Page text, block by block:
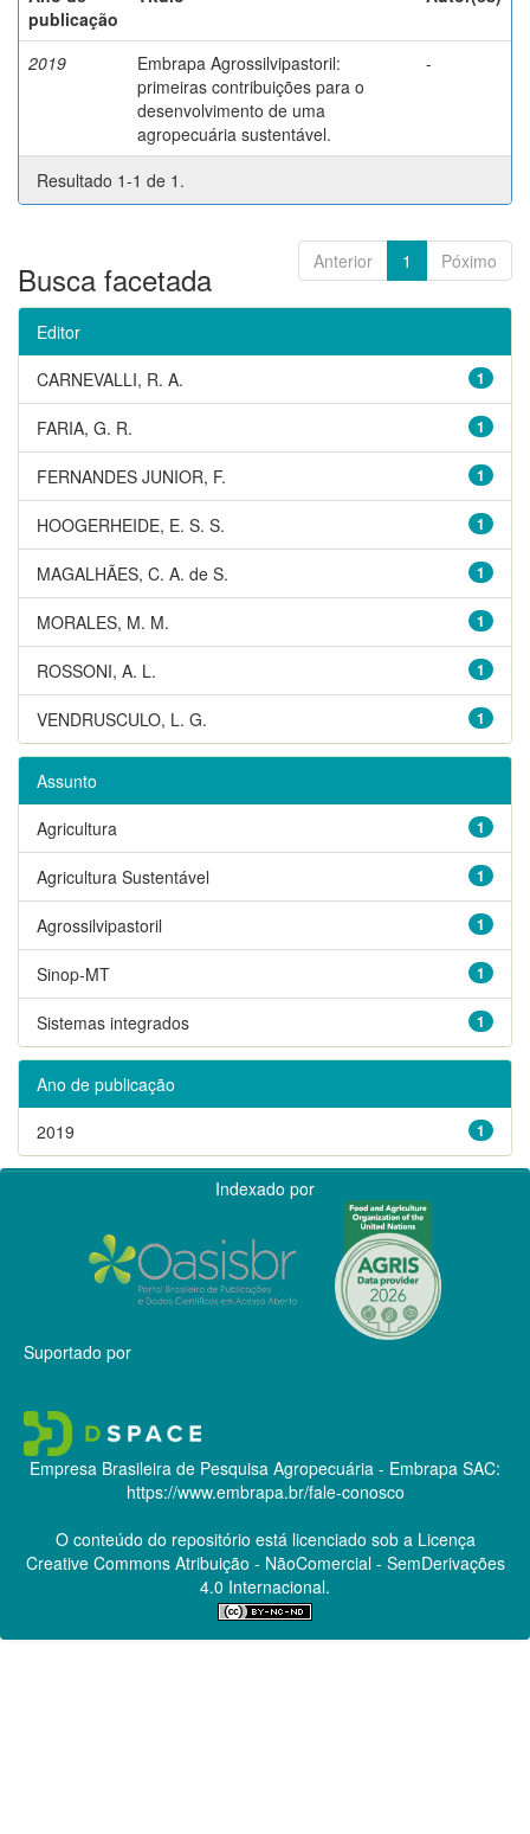
publicação
2019
Embrapa Agrossilvipastoril:
primeiras contribuições para o
desenvolvimento de uma
agropecuária sustentável.
-
Resultado 1-1 de 1.
Anterior 1 Póximo
Busca facetada
Editor
1
CARNEVALLI, R. A.
1
FARIA, G. R.
1
FERNANDES JUNIOR, F.
1
HOOGERHEIDE, E. S. S.
1
MAGALHÃES, C. A. de S.
1
MORALES, M. M.
1
ROSSONI, A. L.
1
VENDRUSCULO, L. G.
Assunto
1
Agricultura
1
Agricultura Sustentável
1
Agrossilvipastoril
1
Sinop-MT
1
Sistemas integrados
Ano de publicação
1
2019
Indexado por
Suportado por
Empresa Brasileira de Pesquisa Agropecuária - Embrapa SAC:
https://www.embrapa.br/fale-conosco
O conteúdo do repositório está licenciado sob a Licença
Creative CommonsAtribuição - NãoComercial - SemDerivações
4.0 Internacional.